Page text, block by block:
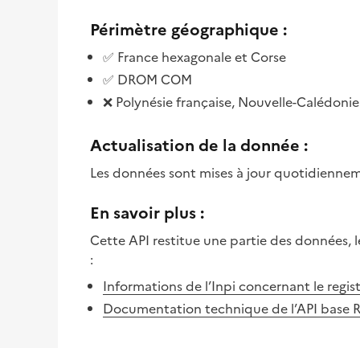
Périmètre géographique :
✅ France hexagonale et Corse
✅ DROM COM
❌ Polynésie française, Nouvelle-
Actualisation de la donnée :
Les données sont mises à jour
En savoir plus :
Cette API restitue une partie des données,
:
Informations de l’Inpi concernant le
Documentation technique de l’API base